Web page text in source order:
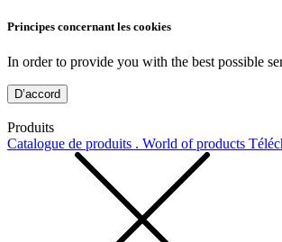
Principes concernant les cookies
In order to provide you with the best possible
D’accord
Produits
Catalogue de produits . World of products